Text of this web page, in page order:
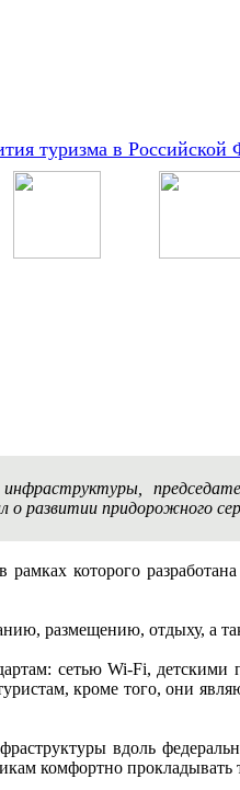
туризма в Российской
о развитии придорожного
которого
размещению, отдыху, а
сетью Wi-Fi,
кроме того, они
вдоль
комфортно прокладывать